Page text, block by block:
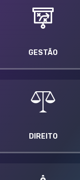
GESTÃO
DIREITO